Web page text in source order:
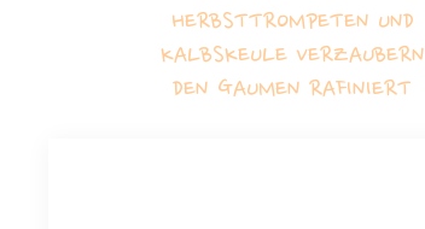
HERBSTTROMPETEN UND
KALBSKEULE VERZAUBERN
DEN GAUMEN RAFINIERT